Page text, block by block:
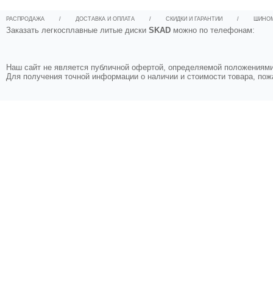
РАСПРОДАЖА / ДОСТАВКА И ОПЛАТА / СКИДКИ И ГАРАНТИИ /
Заказать легкосплавные литые диски SKAD можно по телефонам:
Наш сайт не является публичной офертой, определяемой
Для получения точной информации о наличии и стоимости товара,